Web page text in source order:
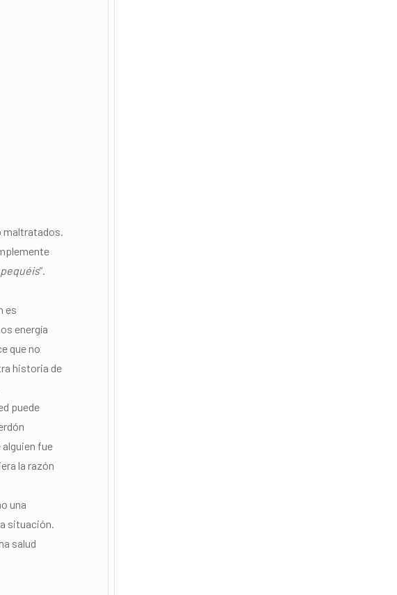
maltratados.
”.
es
energía
que no
historia de
puede
fue
la razón
una
situación.
salud